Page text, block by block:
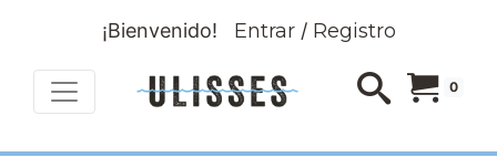
¡Bienvenido! Entrar/ Registro
0